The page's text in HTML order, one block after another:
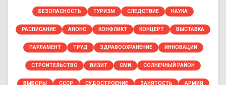
БЕЗОПАСНОСТЬ ТУРИЗМ СЛЕДСТВИЕ НАУКА
РАСПИСАНИЕ АНОНС КОНФЛИКТ КОНЦЕРТ ВЫСТАВКА
ПАРЛАМЕНТ ТРУД ЗДРАВООХРАНЕНИЕ ИННОВАЦИИ
СТРОИТЕЛЬСТВО ВИЗИТ СМИ СОЛНЕЧНЫЙ РАЙОН
ВЫБОРЫ СССР СУДОСТРОЕНИЕ ЗАНЯТОСТЬ АРМИЯ